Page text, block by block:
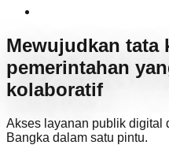
Mewujudkan tata
pemerintahan
kolaboratif
Akses layanan publik digital
Bangka dalam satu pintu.